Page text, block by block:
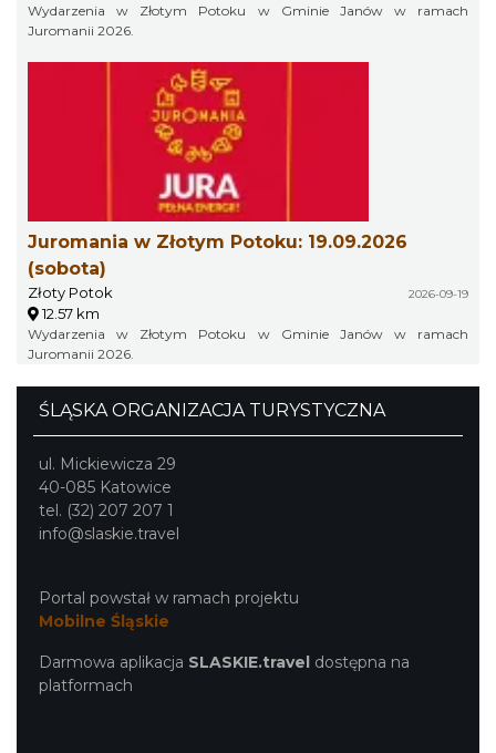
Wydarzenia w Złotym Potoku w Gminie Janów w ramach
Juromanii 2026.
Juromania w Złotym Potoku: 19.09.2026
(sobota)
Złoty Potok 2026-09-19
12.57 km
Wydarzenia w Złotym Potoku w Gminie Janów w ramach
Juromanii 2026.
ŚLĄSKA ORGANIZACJA TURYSTYCZNA
ul. Mickiewicza 29
40-085 Katowice
tel. (32) 207 207 1
info@slaskie.travel
Portal powstał w ramach projektu
Mobilne Śląskie
Darmowa aplikacja SLASKIE.travel dostępna na
platformach